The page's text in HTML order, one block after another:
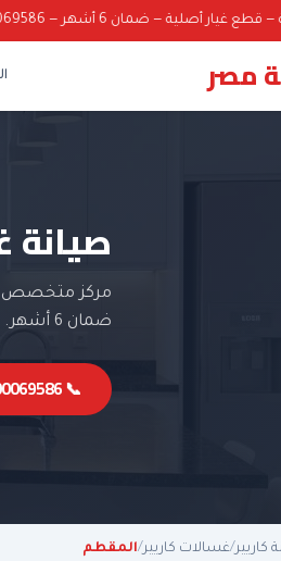
قطع غيار أصلية — ضمان 6 أشهر — 01000069586
مصر
صيانة
مركز متخصص
ضمان 6 أشهر.
📞 01000069586
كاريير/غسالات كاريير/المقطم